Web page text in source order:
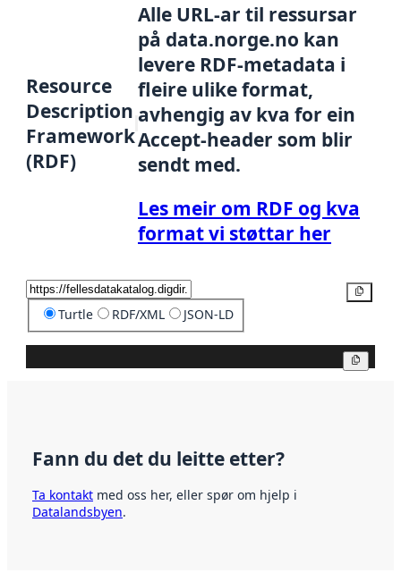
Resource
Description
Framework
(RDF)
Alle URL-ar til ressursar
på data.norge.no kan
levere RDF-metadata i
fleire ulike format,
avhengig av kva for ein
Accept-header som blir
sendt med.
Les meir om RDF og kva
format vi støttar her
Turtle RDF/XML JSON-LD
Fann du det du leitte etter?
Ta kontakt med oss her, eller spør om hjelp i
Datalandsbyen.